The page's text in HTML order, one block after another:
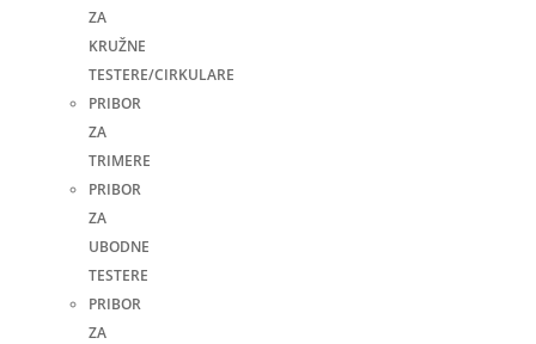
ZA
KRUŽNE
TESTERE/CIRKULARE
PRIBOR
ZA
TRIMERE
PRIBOR
ZA
UBODNE
TESTERE
PRIBOR
ZA